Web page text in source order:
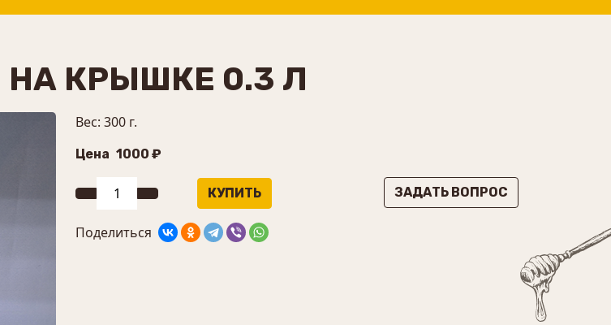
КРЫШКЕ 0.3 Л
Вес: 300 г.
Цена 1000 ₽
ЗАДАТЬ ВОПРОС
Поделиться